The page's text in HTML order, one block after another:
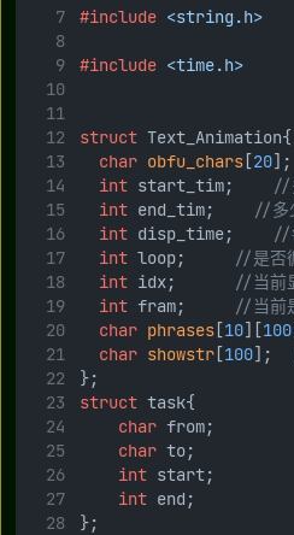
#include <string.h>
#include <time.h>
struct Text_Animation{
char obfu_chars [20];
int start_tim;
int end_tim;
//
int disp_time;
int loop;
//是
int idx;
//当
int fram;
//当
char phrases [10][100
char showstr [100];
};
struct task{
char from;
char to;
int start;
int end;
};